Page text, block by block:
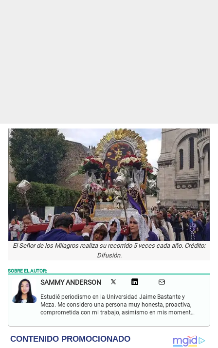
El Señor de los Milagros realiza su recorrido 5 veces cada año. Crédito:
Difusión.
SOBRE EL AUTOR:
SAMMY ANDERSON
Estudié periodismo en la Universidad Jaime Bastante y
Meza. Me considero una persona muy honesta, proactiva,
comprometida con mi trabajo, asimismo en mis momentos
de la segunda guerra mundial. Creo que la tolerancia,
honestidad y empatía es el camino para construir una
sociedad más inclusiva.